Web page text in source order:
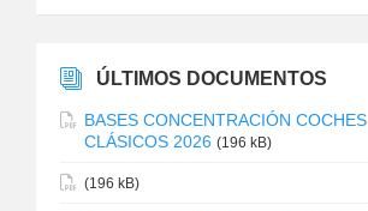
ÚLTIMOS DOCUMENTOS
BASES CONCENTRACIÓN COCHES
CLÁSICOS 2026 (196 kB)
(196 kB)